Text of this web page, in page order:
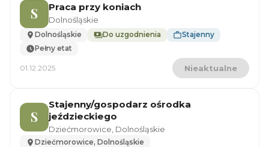
S Praca przy koniach
Dolnośląskie
Dolnośląskie Do uzgodnienia
Stajenny
Pełny etat
01.12.2025 Nieaktualne
S
Stajenny/gospodarz ośrodka
jeździeckiego
Dziećmorowice, Dolnośląskie
Dziećmorowice, Dolnośląskie